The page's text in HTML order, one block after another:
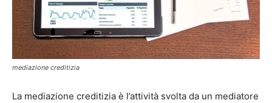
mediazione creditizia
La mediazione creditizia è l’attività svolta da un mediatore